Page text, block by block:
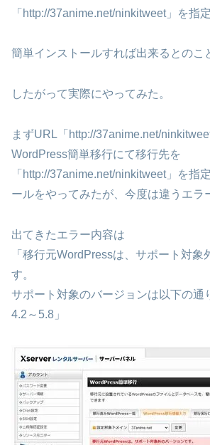
「http://37anime.net/ninkitweet」を指
簡単インストールすれば出来るとのこ
したがって実際にやってみた。
まずURL「http://37anime.net/
WordPress簡単移行にて移行先を
「http://37anime.net/ninkitweet」を指
ールをやってみたが、今度は違うエラ
出てきたエラー内容は
「移行元WordPressは、サポート対象
す。
サポート対象のバージョンは以下の通
4.2～5.8」